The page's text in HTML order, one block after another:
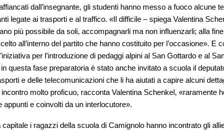
dall’insegnante, gli studenti hanno messo a fuoco alcune
legate ai trasporti e al traffico. «Il difficile – spiega Valentina
più possibile da soli, accompagnarli ma non influenzarli; alla
all’interno del partito che hanno costituito per l’occasione». E
per l’introduzione di pedaggi alpini al San Gottardo e al
questa fase preparatoria è stato anche invitato a scuola il
e delle telecomunicazioni che li ha aiutati a capire alcuni
molto proficuo, racconta Valentina Schenkel, «raramente
appunti e coinvolti da un interlocutore».
i ragazzi della scuola di Camignolo hanno incontrato gli